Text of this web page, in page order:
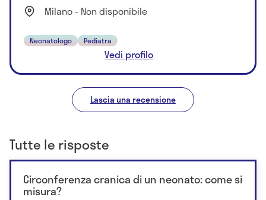
Milano - Non disponibile
Neonatologo Pediatra
Vedi profilo
Lascia una recensione
Tutte le risposte
Circonferenza cranica di un neonato: come si
misura?